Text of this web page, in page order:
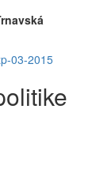
03-2015